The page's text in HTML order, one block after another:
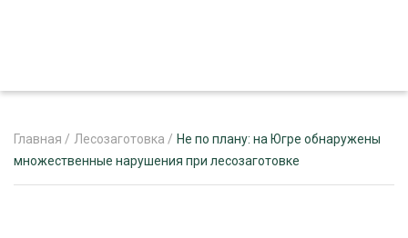
Главная / Лесозаготовка / Не по плану: на Югре обнаружены
множественные нарушения при лесозаготовке